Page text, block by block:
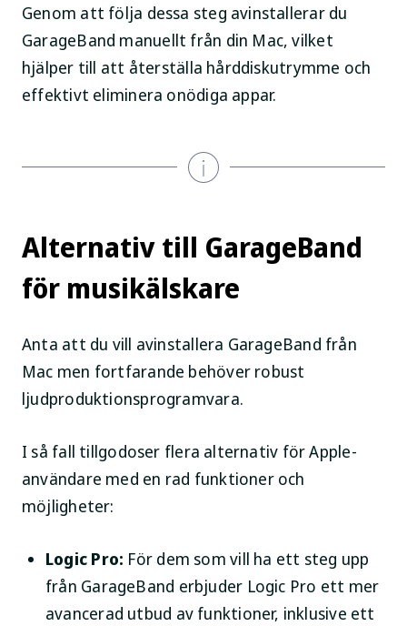
Genom att följa dessa steg avinstallerar du
GarageBand manuellt från din Mac, vilket
hjälper till att återställa hårddiskutrymme och
effektivt eliminera onödiga appar.
Alternativ till GarageBand
för musikälskare
Anta att du vill avinstallera GarageBand från
Mac men fortfarande behöver robust
ljudproduktionsprogramvara.
I så fall tillgodoser flera alternativ för Apple-
användare med en rad funktioner och
möjligheter:
Logic Pro: För dem som vill ha ett steg upp
från GarageBand erbjuder Logic Pro ett mer
avancerad utbud av funktioner, inklusive ett